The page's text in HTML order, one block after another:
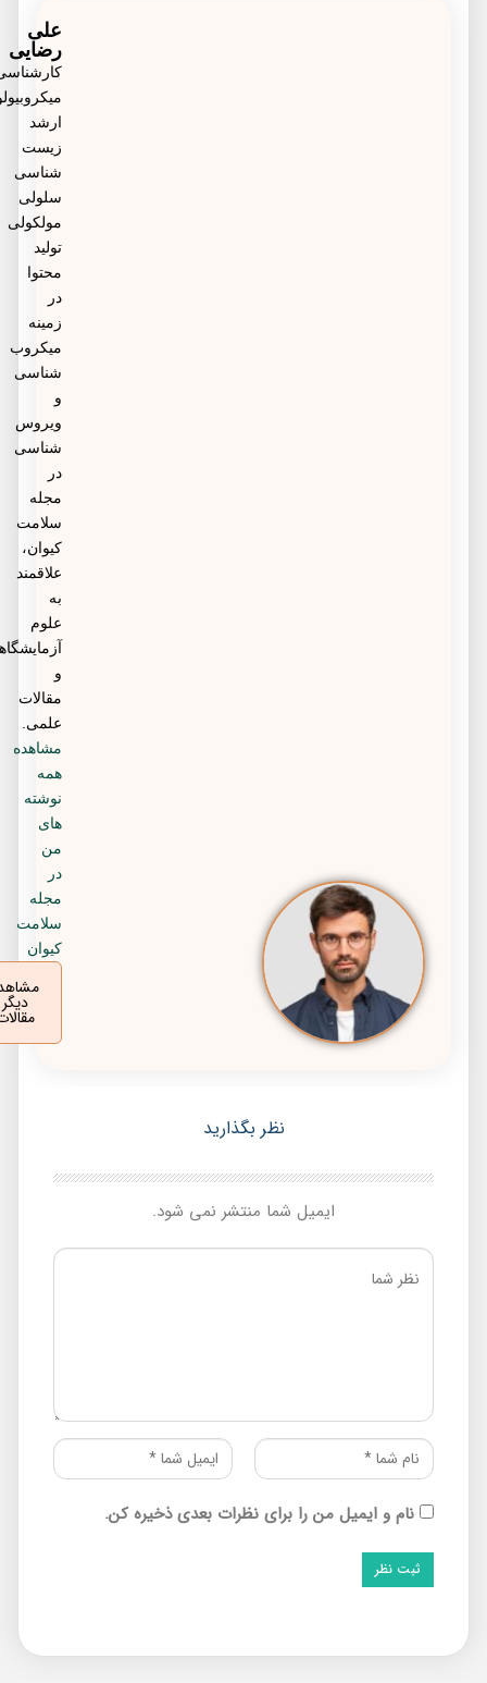
علی
رضایی
کارشناسی
میکروبیولوژی،
زیست
شناسی
سلولی
مولکولی
محتوا
میکروب
شناسی
ویروس
شناسی
سلامت
کیوان،
علاقمند
آزمایشگاهی
مقالات
علمی.
مشاهده
نوشته
سلامت
کیوان
مشاهده
مقالات
نظر بگذارید
ایمیل شما منتشر نمی شود.
نام و ایمیل من را برای نظرات بعدی ذخیره کن.